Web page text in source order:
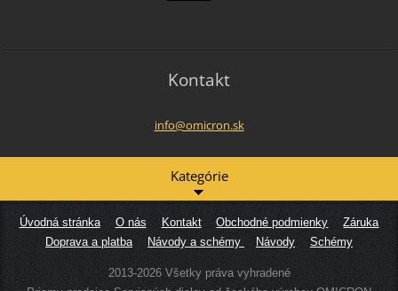
Kontakt
info@omicron.sk
Kategórie
Úvodná stránka O nás Kontakt Obchodné podmienky
Záruka
Doprava a platba
Návody a schémy Návody Schémy
2013-2026 Všetky práva vyhradené